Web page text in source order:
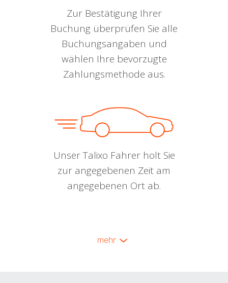
Zur Bestätigung Ihrer
Buchung überprüfen Sie alle
Buchungsangaben und
wählen Ihre bevorzugte
Zahlungsmethode aus.
Unser Talixo Fahrer holt Sie
zur angegebenen Zeit am
angegebenen Ort ab.
mehr